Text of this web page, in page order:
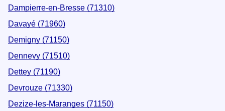
Dampierre-en-Bresse (71310)
Davayé (71960)
Demigny (71150)
Dennevy (71510)
Dettey (71190)
Devrouze (71330)
Dezize-les-Maranges (71150)